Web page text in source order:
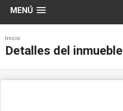
MENÚ
Inicio
Detalles del inmueble